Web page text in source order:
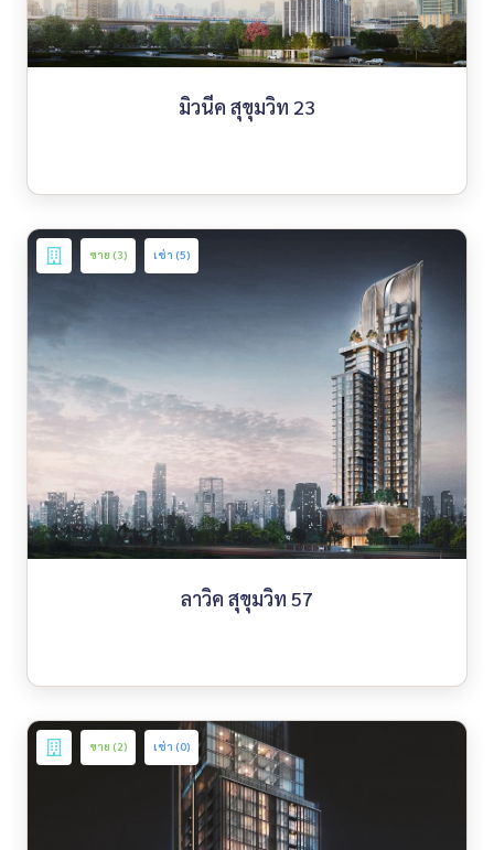
มิวนีค สุขุมวิท 23
ขาย (3) เช่า (5)
ลาวิค สุขุมวิท 57
ขาย (2) เช่า (0)